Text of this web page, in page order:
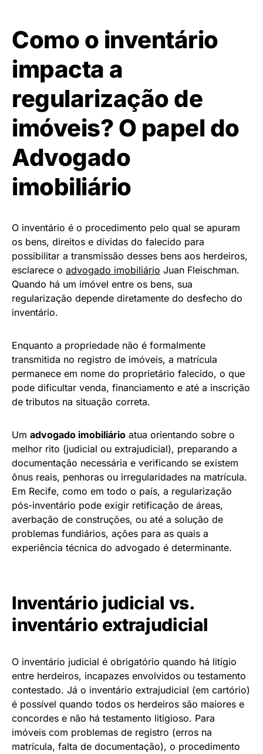
Como o inventário
impacta a
regularização de
imóveis? O papel do
Advogado
imobiliário
O inventário é o procedimento pelo qual se apuram
os bens, direitos e dívidas do falecido para
possibilitar a transmissão desses bens aos herdeiros,
esclarece o advogado imobiliário Juan Fleischman.
Quando há um imóvel entre os bens, sua
regularização depende diretamente do desfecho do
inventário.
Enquanto a propriedade não é formalmente
transmitida no registro de imóveis, a matrícula
permanece em nome do proprietário falecido, o que
pode dificultar venda, financiamento e até a inscrição
de tributos na situação correta.
Um advogado imobiliário atua orientando sobre o
melhor rito (judicial ou extrajudicial), preparando a
documentação necessária e verificando se existem
ônus reais, penhoras ou irregularidades na matrícula.
Em Recife, como em todo o país, a regularização
pós-inventário pode exigir retificação de áreas,
averbação de construções, ou até a solução de
problemas fundiários, ações para as quais a
experiência técnica do advogado é determinante.
Inventário judicial vs.
inventário extrajudicial
O inventário judicial é obrigatório quando há litígio
entre herdeiros, incapazes envolvidos ou testamento
contestado. Já o inventário extrajudicial (em cartório)
é possível quando todos os herdeiros são maiores e
concordes e não há testamento litigioso. Para
imóveis com problemas de registro (erros na
matrícula, falta de documentação), o procedimento